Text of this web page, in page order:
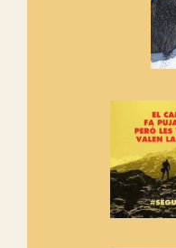
Els
Manifest
adhereix-
Rebem
Amics de
Els
amb la